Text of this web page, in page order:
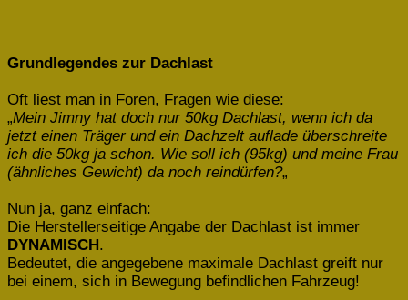
Grundlegendes zur Dachlast
Oft liest man in Foren, Fragen wie diese:
„Mein Jimny hat doch nur 50kg Dachlast, wenn ich da
jetzt einen Träger und ein Dachzelt auflade überschreite
ich die 50kg ja schon. Wie soll ich (95kg) und meine Frau
(ähnliches Gewicht) da noch reindürfen?„
Nun ja, ganz einfach:
Die Herstellerseitige Angabe der Dachlast ist immer
DYNAMISCH.
Bedeutet, die angegebene maximale Dachlast greift nur
bei einem, sich in Bewegung befindlichen Fahrzeug!